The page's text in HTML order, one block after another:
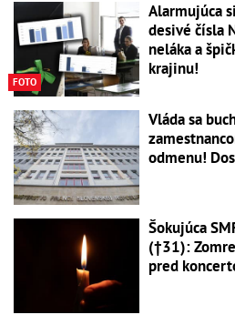
FOTO
Alarmujúca
desivé čísla
neláka a
krajinu!
Vláda sa
odmenu!
Šokujúca
(†31):
pred